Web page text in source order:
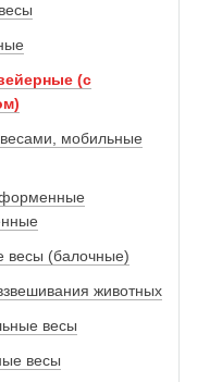
(с
мобильные
весы (балочные)
животных
весы
весы